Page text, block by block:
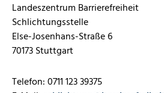
Landeszentrum Barrierefreiheit
Schlichtungsstelle
Else-Josenhans-Straße 6
70173 Stuttgart
Telefon: 0711 123 39375